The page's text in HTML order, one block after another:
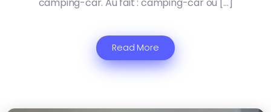
camping-car. Au fait : camping-car ou […]
Read More